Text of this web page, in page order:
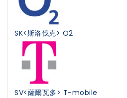
SK<斯洛伐克> O2
SV<薩爾瓦多> T-mobile